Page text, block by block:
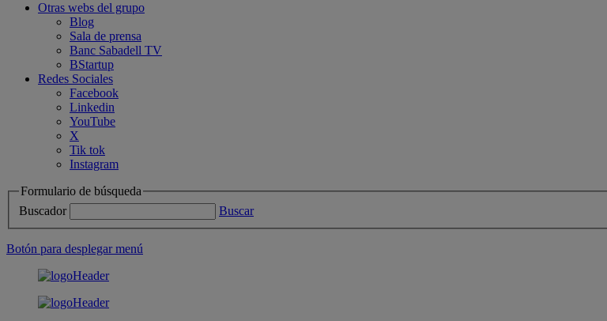
Otras webs del grupo
Blog
Sala de prensa
Banc Sabadell TV
BStartup
Redes Sociales
Facebook
Linkedin
YouTube
X
Tik tok
Instagram
Formulario de búsqueda
Buscador
Buscar
Botón para desplegar menú